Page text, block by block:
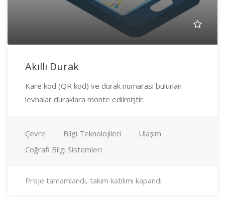
Akıllı Durak
Kare kod (QR kod) ve durak numarası bulunan
levhalar duraklara monte edilmiştir.
Çevre Bilgi Teknolojileri
Ulaşım
Coğrafi Bilgi Sistemleri
Proje tamamlandı, takım katılımı kapandı